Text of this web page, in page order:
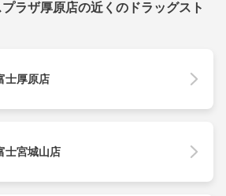
ラザ厚原店の近くのドラッグスト
士厚原店
士宮城山店